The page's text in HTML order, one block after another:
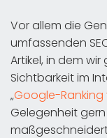
Vor allem die
umfassenden
Artikel, in dem
Sichtbarkeit im
„Google-Ranking
Gelegenheit